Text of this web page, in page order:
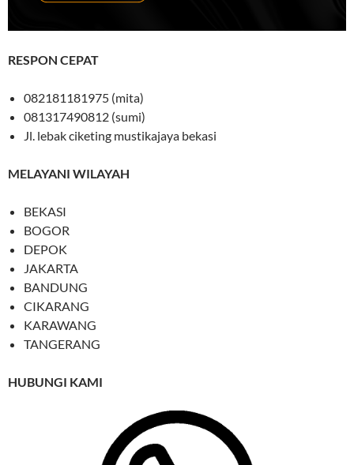
RESPON CEPAT
082181181975 (mita)
081317490812 (sumi)
Jl. lebak ciketing mustikajaya bekasi
MELAYANI WILAYAH
BEKASI
BOGOR
DEPOK
JAKARTA
BANDUNG
CIKARANG
KARAWANG
TANGERANG
HUBUNGI KAMI